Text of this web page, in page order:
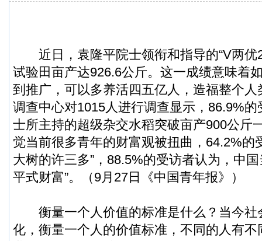
近日，袁隆平院士领衔和指导的“V两优
试验田亩产达926.6公斤。这一成绩意味着
到推广，可以多养活四五亿人，造福整个
调查中心对1015人进行调查显示，86.9%
士所主持的超级杂交水稻突破亩产900公斤
觉当前很多青年的财富观被扭曲，64.2%的
大树的许三多”，88.5%的受访者认为，中
平式财富”。（9月27日《中国青年报》）
衡量一个人价值的标准是什么？当今社
化，衡量一个人的价值标准，不同的人有